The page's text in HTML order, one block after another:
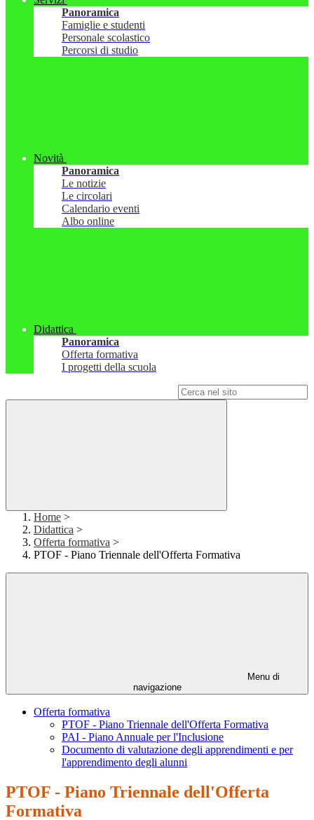
Panoramica
Famiglie e studenti
Personale scolastico
Percorsi di studio
Novità
Panoramica
Le notizie
Le circolari
Calendario eventi
Albo online
Didattica
Panoramica
Offerta formativa
I progetti della scuola
Home >
Didattica >
Offerta formativa >
PTOF - Piano Triennale dell'Offerta Formativa
Menu di
navigazione
Offerta formativa
PTOF - Piano Triennale dell'Offerta Formativa
PAI - Piano Annuale per l'Inclusione
Documento di valutazione degli apprendimenti e per
l'apprendimento degli alunni
PTOF - Piano Triennale dell'Offerta
Formativa